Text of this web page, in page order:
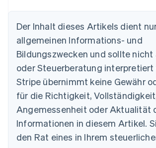
Der Inhalt dieses Artikels dient
allgemeinen Informations- und
Bildungszwecken und sollte nicht
oder Steuerberatung interpretiert
Stripe übernimmt keine Gewähr
für die Richtigkeit,
Angemessenheit oder Aktualität
Informationen in diesem Artikel.
den Rat eines in Ihrem
Australien
English
Belgien
NederlandsFrançais DeutschEnglish
Brasilien
Bulgarien
English